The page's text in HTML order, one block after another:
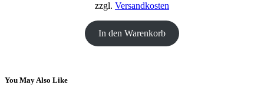
zzgl. Versandkosten
In den Warenkorb
You May Also Like